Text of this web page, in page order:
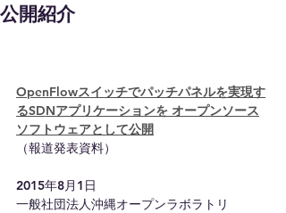
公開紹介
OpenFlowスイッチでパッチパネルを実現す
るSDNアプリケーションを オープンソース
ソフトウェアとして公開
（報道発表資料）
2015年8月1日
一般社団法人沖縄オープンラボラトリ